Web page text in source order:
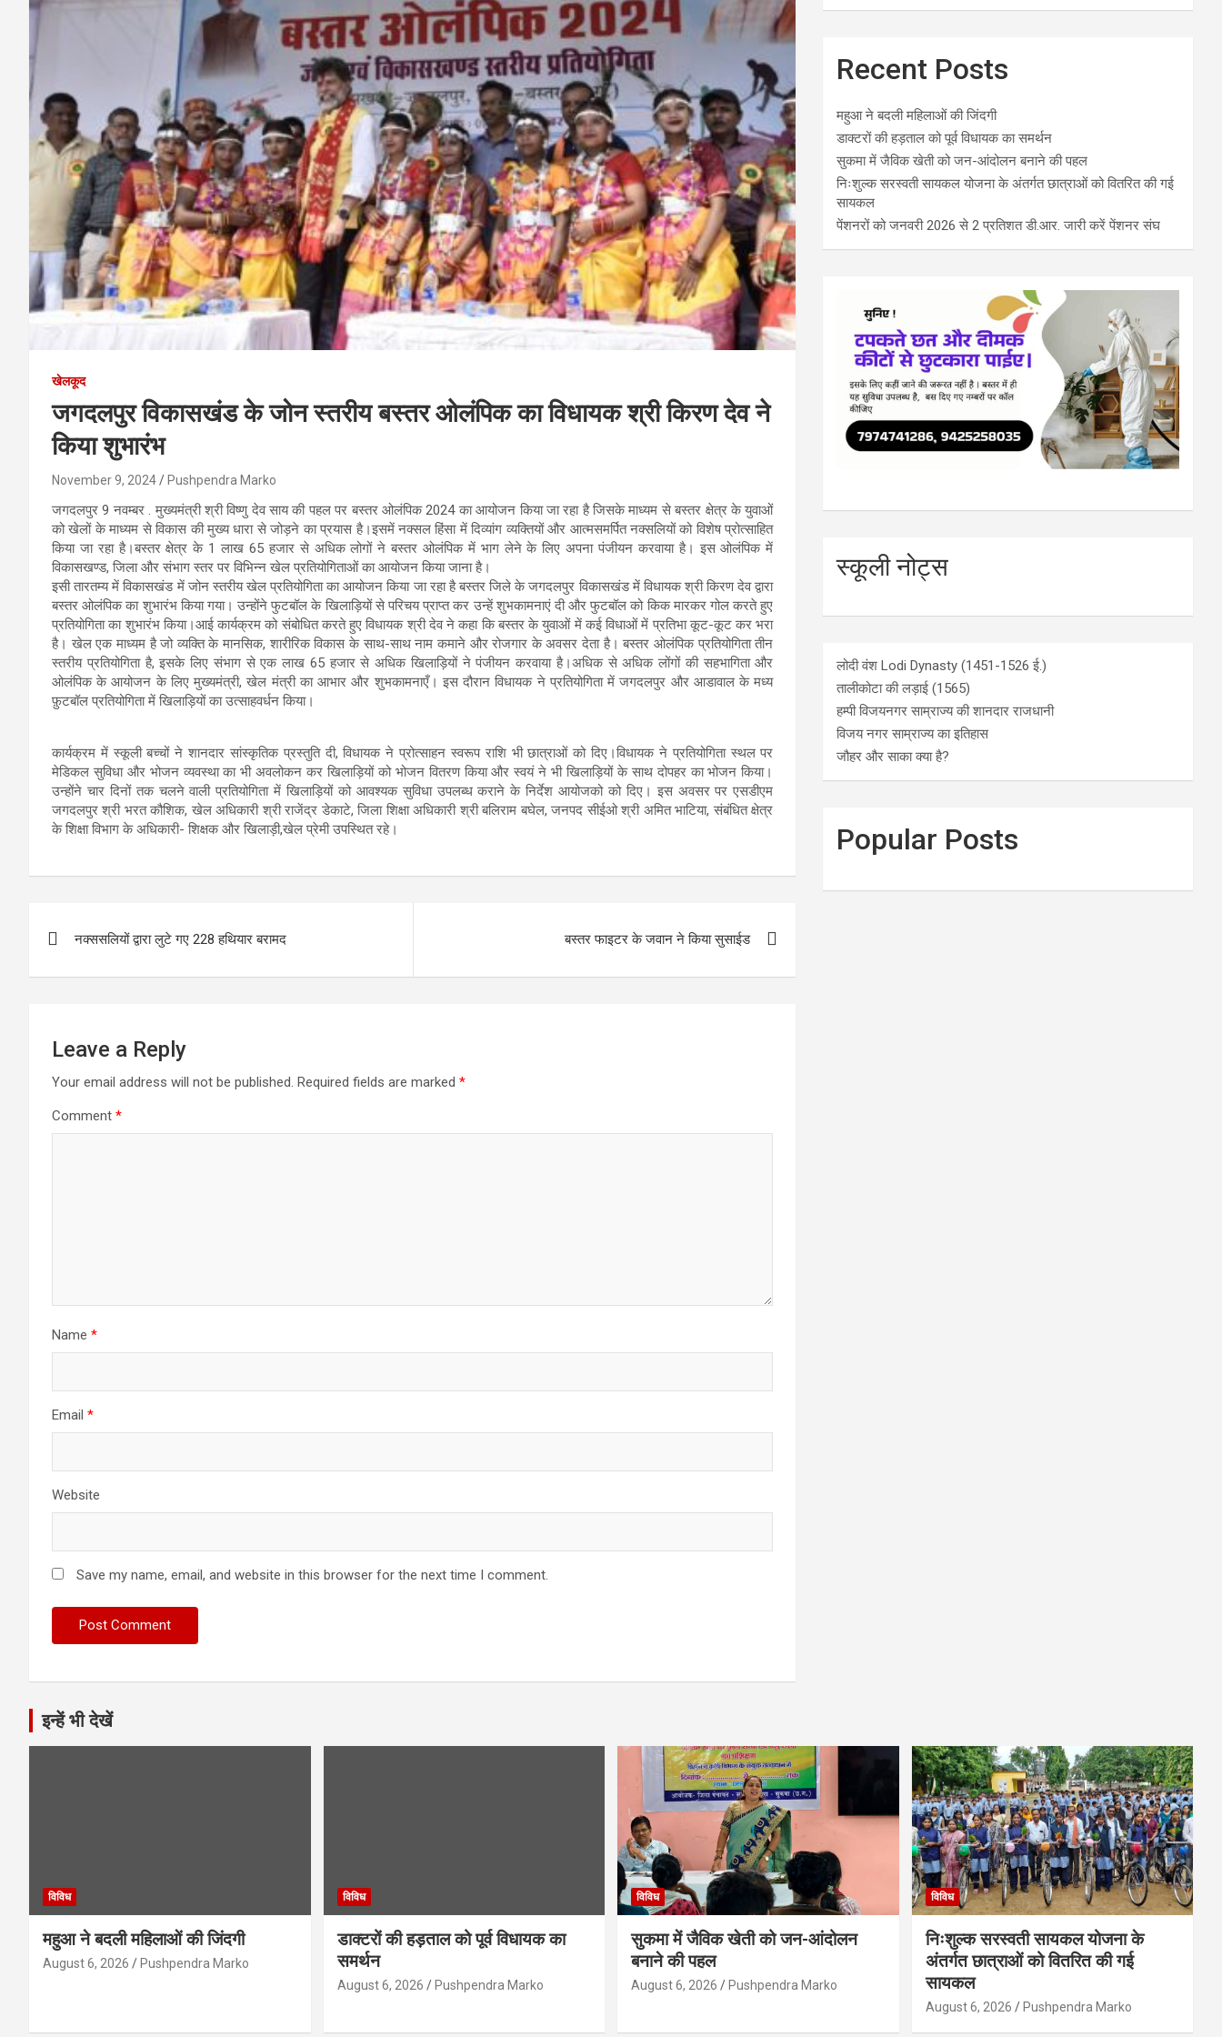
खेलकूद
जगदलपुर विकासखंड के जोन स्तरीय बस्तर ओलंपिक का विधायक श्री किरण देव ने
किया शुभारंभ
November 9, 2024 Pushpendra Marko
जगदलपुर 9 नवम्बर . मुख्यमंत्री श्री विष्णु देव साय की पहल पर बस्तर ओलंपिक 2024 का आयोजन किया जा रहा है जिसके माध्यम से बस्तर क्षेत्र के युवाओं
को खेलों के माध्यम से विकास की मुख्य धारा से जोड़ने का प्रयास है।इसमें नक्सल हिंसा में दिव्यांग व्यक्तियों और आत्मसमर्पित नक्सलियों को विशेष प्रोत्साहित
किया जा रहा है।बस्तर क्षेत्र के 1 लाख 65 हजार से अधिक लोगों ने बस्तर ओलंपिक में भाग लेने के लिए अपना पंजीयन करवाया है। इस ओलंपिक में
विकासखण्ड, जिला और संभाग स्तर पर विभिन्न खेल प्रतियोगिताओं का आयोजन किया जाना है।
इसी तारतम्य में विकासखंड में जोन स्तरीय खेल प्रतियोगिता का आयोजन किया जा रहा है बस्तर जिले के जगदलपुर विकासखंड में विधायक श्री किरण देव द्वारा
बस्तर ओलंपिक का शुभारंभ किया गया। उन्होंने फुटबॉल के खिलाड़ियों से परिचय प्राप्त कर उन्हें शुभकामनाएं दी और फुटबॉल को किक मारकर गोल करते हुए
प्रतियोगिता का शुभारंभ किया।आई कार्यक्रम को संबोधित करते हुए विधायक श्री देव ने कहा कि बस्तर के युवाओं में कई विधाओं में प्रतिभा कूट-कूट कर भरा
है। खेल एक माध्यम है जो व्यक्ति के मानसिक, शारीरिक विकास के साथ-साथ नाम कमाने और रोजगार के अवसर देता है। बस्तर ओलंपिक प्रतियोगिता तीन
स्तरीय प्रतियोगिता है, इसके लिए संभाग से एक लाख 65 हजार से अधिक खिलाड़ियों ने पंजीयन करवाया है।अधिक से अधिक लोंगों की सहभागिता और
ओलंपिक के आयोजन के लिए मुख्यमंत्री, खेल मंत्री का आभार और शुभकामनाएँ। इस दौरान विधायक ने प्रतियोगिता में जगदलपुर और आडावाल के मध्य
फ़ुटबॉल प्रतियोगिता में खिलाड़ियों का उत्साहवर्धन किया।
कार्यक्रम में स्कूली बच्चों ने शानदार सांस्कृतिक प्रस्तुति दी, विधायक ने प्रोत्साहन स्वरूप राशि भी छात्राओं को दिए।विधायक ने प्रतियोगिता स्थल पर
मेडिकल सुविधा और भोजन व्यवस्था का भी अवलोकन कर खिलाड़ियों को भोजन वितरण किया और स्वयं ने भी खिलाड़ियों के साथ दोपहर का भोजन किया।
उन्होंने चार दिनों तक चलने वाली प्रतियोगिता में खिलाड़ियों को आवश्यक सुविधा उपलब्ध कराने के निर्देश आयोजको को दिए। इस अवसर पर एसडीएम
जगदलपुर श्री भरत कौशिक, खेल अधिकारी श्री राजेंद्र डेकाटे, जिला शिक्षा अधिकारी श्री बलिराम बघेल, जनपद सीईओ श्री अमित भाटिया, संबंधित क्षेत्र
के शिक्षा विभाग के अधिकारी- शिक्षक और खिलाड़ी,खेल प्रेमी उपस्थित रहे।
navigation
नक्ससलियों द्वारा लुटे गए 228 हथियार बरामद बस्तर फाइटर के जवान ने किया सुसाईड
Leave a Reply
Your email address will not be published. Required fields are marked *
Comment *
Name *
Email *
Website
Save my name, email, and website in this browser for the next time I comment.
Recent Posts
महुआ ने बदली महिलाओं की जिंदगी
डाक्टरों की हड़ताल को पूर्व विधायक का समर्थन
सुकमा में जैविक खेती को जन-आंदोलन बनाने की पहल
निःशुल्क सरस्वती सायकल योजना के अंतर्गत छात्राओं को वितरित की गई
सायकल
पेंशनरों को जनवरी 2026 से 2 प्रतिशत डी.आर. जारी करें पेंशनर संघ
स्कूली नोट्स
लोदी वंश Lodi Dynasty (1451-1526 ई.)
तालीकोटा की लड़ाई (1565)
हम्पी विजयनगर साम्राज्य की शानदार राजधानी
विजय नगर साम्राज्य का इतिहास
जौहर और साका क्या है?
Popular Posts
इन्हें भी देखें
विविध
महुआ ने बदली महिलाओं की जिंदगी
August 6, 2026 Pushpendra Marko
विविध
डाक्टरों की हड़ताल को पूर्व विधायक का
समर्थन
August 6, 2026 Pushpendra Marko
विविध
सुकमा में जैविक खेती को जन-आंदोलन
बनाने की पहल
August 6, 2026 Pushpendra Marko
विविध
निःशुल्क सरस्वती सायकल योजना के
अंतर्गत छात्राओं को वितरित की गई
सायकल
August 6, 2026 Pushpendra Marko